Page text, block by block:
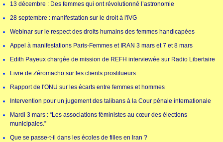
13 décembre : Des femmes qui ont révolutionné l’astronomie
28 septembre : manifestation sur le droit à l'IVG
Webinar sur le respect des droits humains des femmes handicapées
Appel à manifestations Paris-Femmes et IRAN 3 mars et 7 et 8 mars
Edith Payeux chargée de mission de REFH interviewée sur Radio Libertaire
Livre de Zéromacho sur les clients prostitueurs
Rapport de l'ONU sur les écarts entre femmes et hommes
Intervention pour un jugement des talibans à la Cour pénale internationale
Mardi 3 mars : “Les associations féministes au cœur des élections
municipales.”
Que se passe-t-il dans les écoles de filles en Iran ?